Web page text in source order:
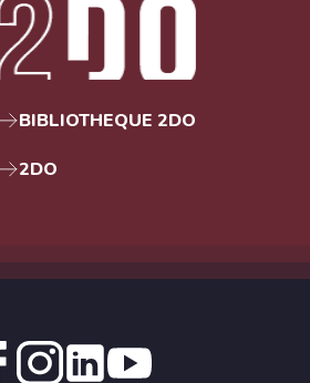
BIBLIOTHEQUE 2DO
2DO